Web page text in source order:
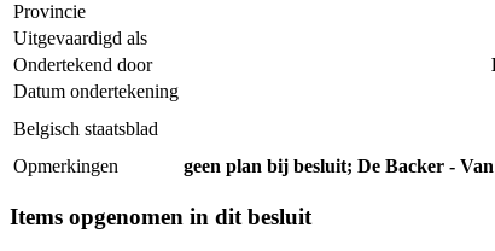
Provincie
Uitgevaardigd als
Ondertekend door
Datum ondertekening
Belgisch staatsblad
Opmerkingen
geen plan bij besluit; De Backer -
Items opgenomen in dit besluit